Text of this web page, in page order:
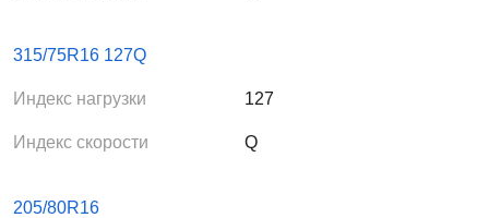
315/75R16 127Q
Индекс нагрузки 127
Индекс скорости Q
205/80R16